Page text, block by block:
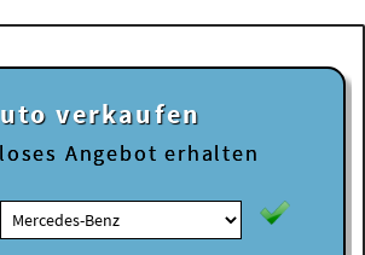
verkaufen
Angebot erhalten